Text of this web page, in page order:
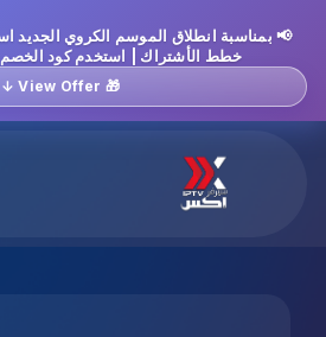
خطط الأشتراك | استخدم كود الخصم SEASON26 عند الأشتراك
🎁 View Offer ↓